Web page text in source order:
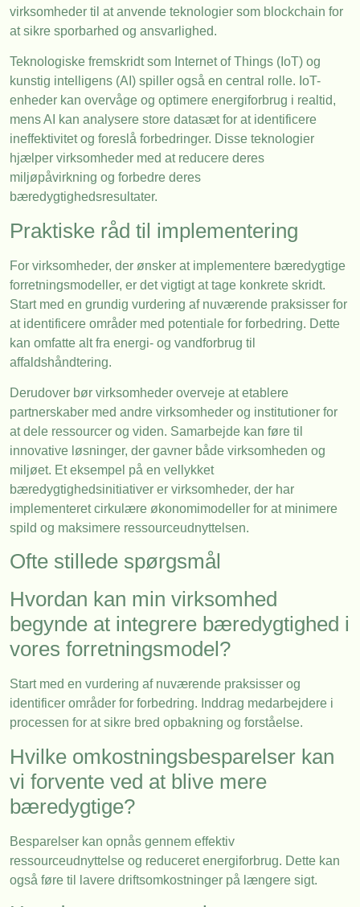
virksomheder til at anvende teknologier som blockchain for
at sikre sporbarhed og ansvarlighed.
Teknologiske fremskridt som Internet of Things (IoT) og
kunstig intelligens (AI) spiller også en central rolle. IoT-
enheder kan overvåge og optimere energiforbrug i realtid,
mens AI kan analysere store datasæt for at identificere
ineffektivitet og foreslå forbedringer. Disse teknologier
hjælper virksomheder med at reducere deres
miljøpåvirkning og forbedre deres
bæredygtighedsresultater.
Praktiske råd til implementering
For virksomheder, der ønsker at implementere bæredygtige
forretningsmodeller, er det vigtigt at tage konkrete skridt.
Start med en grundig vurdering af nuværende praksisser for
at identificere områder med potentiale for forbedring. Dette
kan omfatte alt fra energi- og vandforbrug til
affaldshåndtering.
Derudover bør virksomheder overveje at etablere
partnerskaber med andre virksomheder og institutioner for
at dele ressourcer og viden. Samarbejde kan føre til
innovative løsninger, der gavner både virksomheden og
miljøet. Et eksempel på en vellykket
bæredygtighedsinitiativer er virksomheder, der har
implementeret cirkulære økonomimodeller for at minimere
spild og maksimere ressourceudnyttelsen.
Ofte stillede spørgsmål
Hvordan kan min virksomhed
begynde at integrere bæredygtighed i
vores forretningsmodel?
Start med en vurdering af nuværende praksisser og
identificer områder for forbedring. Inddrag medarbejdere i
processen for at sikre bred opbakning og forståelse.
Hvilke omkostningsbesparelser kan
vi forvente ved at blive mere
bæredygtige?
Besparelser kan opnås gennem effektiv
ressourceudnyttelse og reduceret energiforbrug. Dette kan
også føre til lavere driftsomkostninger på længere sigt.